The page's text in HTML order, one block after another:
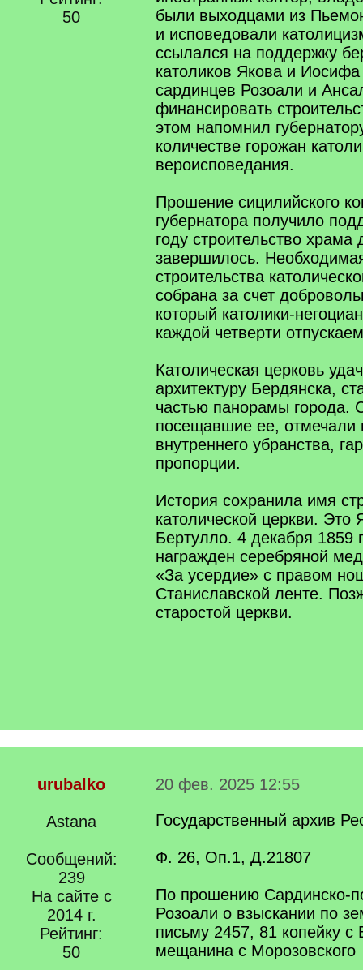
50
были выходцами из
и исповедовали
ссылался на поддержку
католиков Якова и
сардинцев Розоали и
финансировать
этом напомнил
количестве горожан
вероисповедания.
Прошение сицилийского
губернатора получило
году строительство храма
завершилось.
строительства
собрана за счет
который католики-
каждой четверти
Католическая церковь
архитектуру Бердянска,
частью панорамы города.
посещавшие ее, отмечали
внутреннего убранства,
пропорции.
История сохранила имя
католической церкви. Это
Бертулло. 4 декабря 1859
награжден серебряной
«За усердие» с правом
Станиславской ленте.
старостой церкви.
urubalko
Astana
Сообщений:
239
На сайте с
2014 г.
Рейтинг:
50
20 фев. 2025 12:55
Государственный архив
Ф. 26, Оп.1, Д.21807
По прошению Сардинско-
Розоали о взыскании по
письму 2457, 81 копейку с
мещанина с Морозовского